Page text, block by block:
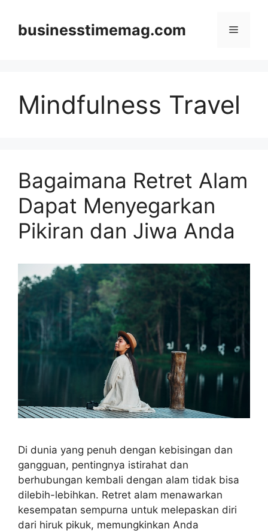
contentbusinesstimemag.com Menu
Mindfulness Travel
Bagaimana Retret Alam
Dapat Menyegarkan
Pikiran dan Jiwa Anda
Di dunia yang penuh dengan kebisingan dan
gangguan, pentingnya istirahat dan
berhubungan kembali dengan alam tidak bisa
dilebih-lebihkan. Retret alam menawarkan
kesempatan sempurna untuk melepaskan diri
dari hiruk pikuk, memungkinkan Anda